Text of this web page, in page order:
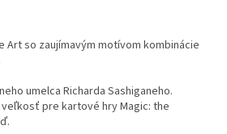
Art so zaujímavým motívom kombinácie
umelca Richarda Sashiganeho.
pre kartové hry Magic: the